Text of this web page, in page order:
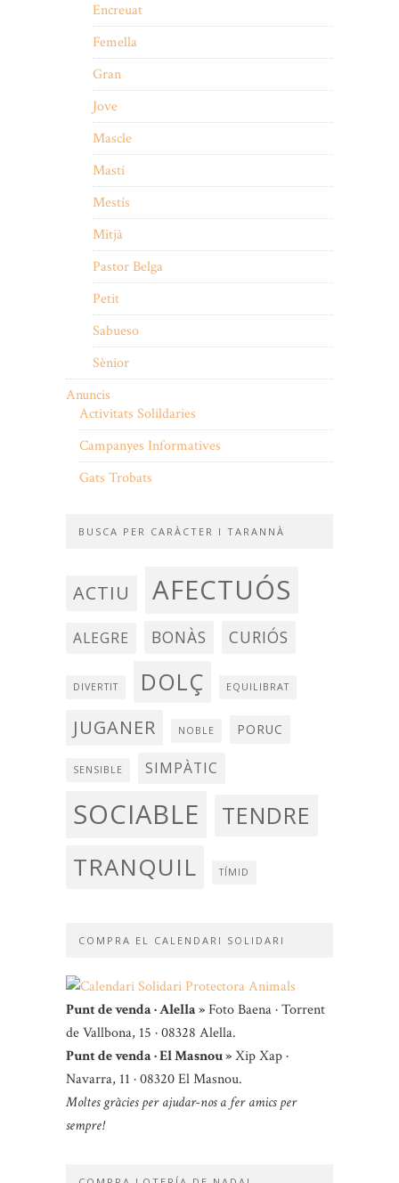
Encreuat
Femella
Gran
Jove
Mascle
Mastí
Mestís
Mitjà
Pastor Belga
Petit
Sabueso
Sènior
Anuncis
Activitats Solildaries
Campanyes Informatives
Gats Trobats
BUSCA PER CARÀCTER I TARANNÀ
ACTIU AFECTUÓS
ALEGRE BONÀS CURIÓS
DIVERTIT DOLÇ EQUILIBRAT
JUGANER NOBLE PORUC
SENSIBLE SIMPÀTIC
SOCIABLE TENDRE
TRANQUIL TÍMID
COMPRA EL CALENDARI SOLIDARI
Punt de venda · Alella »Foto Baena · Torrent
de Vallbona, 15 · 08328 Alella.
Punt de venda · El Masnou »Xip Xap ·
Navarra, 11 · 08320 El Masnou.
Moltes gràcies per ajudar-nos a fer amics per
sempre!